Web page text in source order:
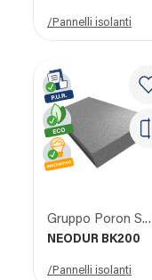
/Pannelli isolanti
Gruppo
NEODUR BK200
/Pannelli isolanti